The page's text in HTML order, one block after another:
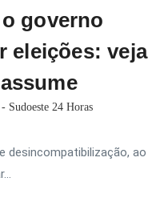
governo
eleições: veja
- Sudoeste 24 Horas
desincompatibilização, ao